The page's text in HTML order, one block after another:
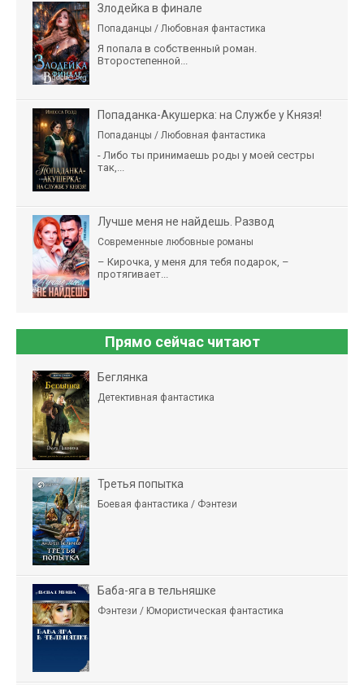
Злодейка в финале
Попаданцы / Любовная фантастика
Я попала в собственный роман.
Второстепенной...
Попаданка-Акушерка: на Службе у Князя!
Попаданцы / Любовная фантастика
- Либо ты принимаешь роды у моей сестры
так,...
Лучше меня не найдешь. Развод
Современные любовные романы
– Кирочка, у меня для тебя подарок, –
протягивает...
Прямо сейчас читают
Беглянка
Детективная фантастика
Третья попытка
Боевая фантастика / Фэнтези
Баба-яга в тельняшке
Фэнтези / Юмористическая фантастика